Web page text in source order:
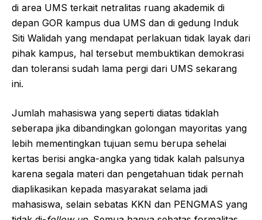
di area UMS terkait netralitas ruang akademik di
depan GOR kampus dua UMS dan di gedung Induk
Siti Walidah yang mendapat perlakuan tidak layak dari
pihak kampus, hal tersebut membuktikan demokrasi
dan toleransi sudah lama pergi dari UMS sekarang
ini.
Jumlah mahasiswa yang seperti diatas tidaklah
seberapa jika dibandingkan golongan mayoritas yang
lebih mementingkan tujuan semu berupa sehelai
kertas berisi angka-angka yang tidak kalah palsunya
karena segala materi dan pengetahuan tidak pernah
diaplikasikan kepada masyarakat selama jadi
mahasiswa, selain sebatas KKN dan PENGMAS yang